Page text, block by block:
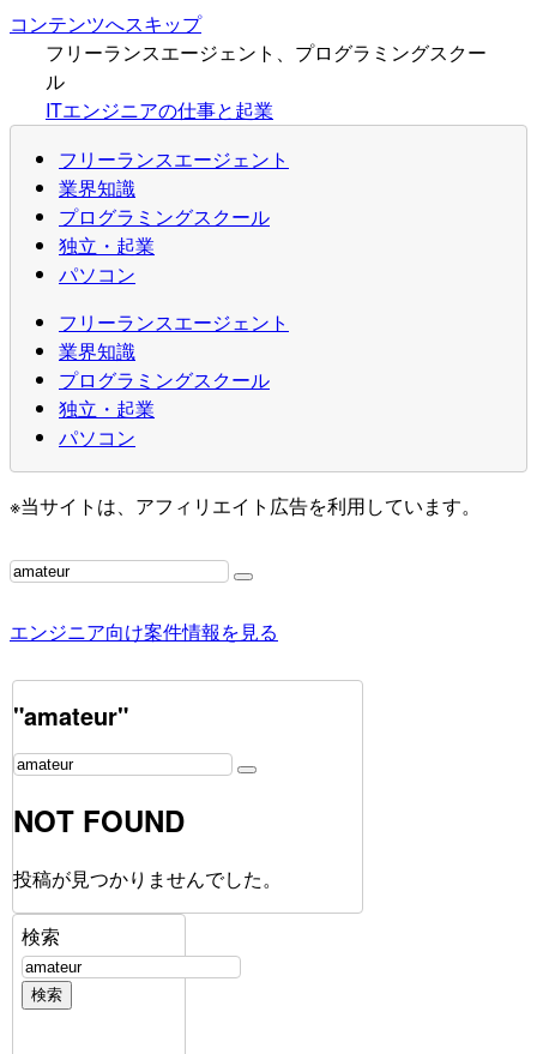
コンテンツへスキップ
フリーランスエージェント、プログラミングスクー
ル
ITエンジニアの仕事と起業
フリーランスエージェント
業界知識
プログラミングスクール
独立・起業
パソコン
フリーランスエージェント
業界知識
プログラミングスクール
独立・起業
パソコン
※当サイトは、アフィリエイト広告を利用しています。
エンジニア向け案件情報を見る
"amateur"
NOT FOUND
投稿が見つかりませんでした。
検索
検索